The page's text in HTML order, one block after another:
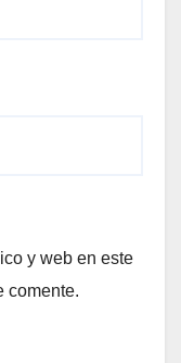
y web en este
comente.